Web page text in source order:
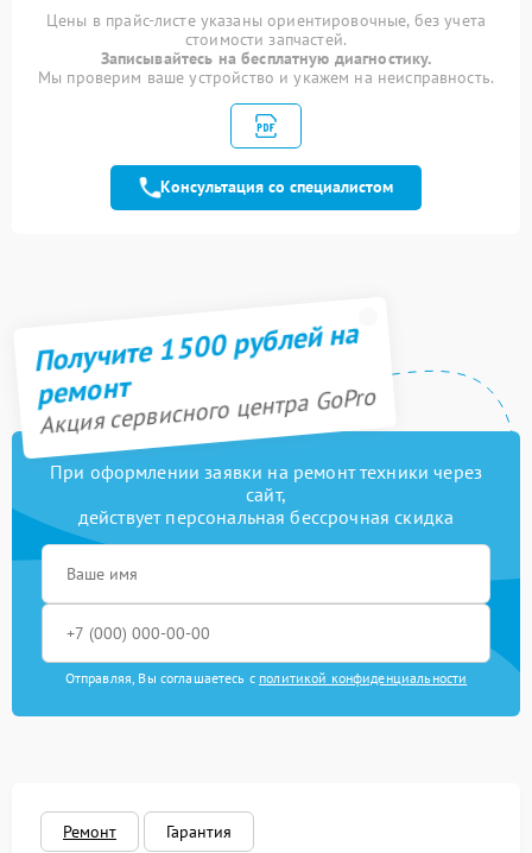
Замена микрофона 800 рублей
Ремонт/замена
картоприемника(картридера)
800 рублей
Замена оптики 1800 рублей
Прошивка (Обновление
ПО)
Цены в прайс-листе указаны ориентировочные, без учета
стоимости запчастей.
Записывайтесь на бесплатную диагностику.
Мы проверим ваше устройство и укажем на неисправность.
Консультация со специалистом
Получите 1500 рублей на
ремонт
Акция сервисного центра GoPro
При оформлении заявки на ремонт техники через
сайт,
действует персональная бессрочная скидка
Отправляя, Вы соглашаетесь с политикой конфиденциальности
Ремонт Гарантия